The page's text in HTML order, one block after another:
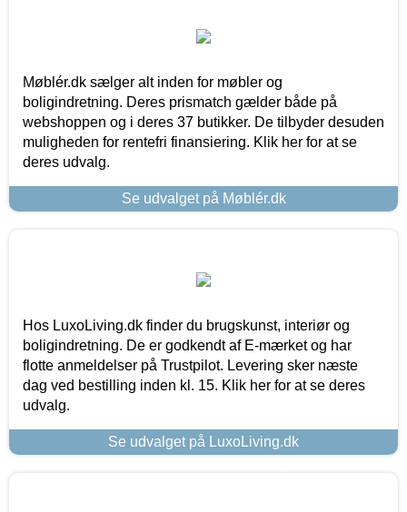
Møblér.dk sælger alt inden for møbler og
boligindretning. Deres prismatch gælder både på
webshoppen og i deres 37 butikker. De tilbyder desuden
muligheden for rentefri finansiering. Klik her for at se
deres udvalg.
Se udvalget på Møblér.dk
Hos LuxoLiving.dk finder du brugskunst, interiør og
boligindretning. De er godkendt af E-mærket og har
flotte anmeldelser på Trustpilot. Levering sker næste
dag ved bestilling inden kl. 15. Klik her for at se deres
udvalg.
Se udvalget på LuxoLiving.dk